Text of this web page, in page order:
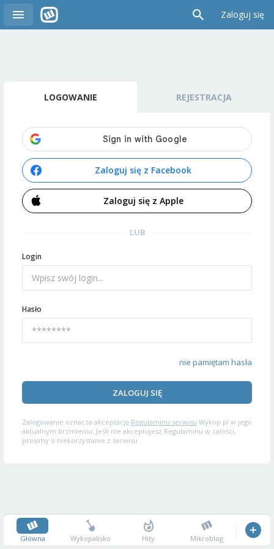
Zaloguj się
LOGOWANIE REJESTRACJA
Zaloguj się z Facebook
Zaloguj się z Apple
LUB
Login
Hasło
nie pamiętam hasła
ZALOGUJ SIĘ
Zalogowanie oznacza akceptację Regulaminu serwisu Wykop.pl w jego
aktualnym brzmieniu. Jeśli nie akceptujesz Regulaminu w całości,
prosimy o niekorzystanie z serwisu.
Główna Wykopalisko Hity Mikroblog